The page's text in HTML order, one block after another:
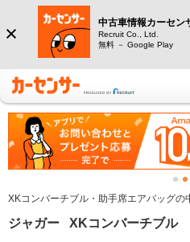
中古車情報カーセン
Recruit Co., Ltd.
無料 － Google Play
XKコンバーチブル・助手席エアバッグの